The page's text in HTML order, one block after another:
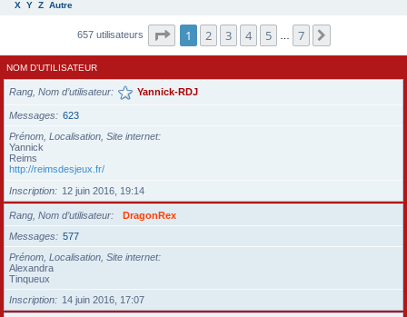
X Y Z Autre
657 utilisateurs Page sur7
1 2 3 4 5 7
NOM D’UTILISATEUR
Rang, Nom d’utilisateur Yannick-RDJ
Messages
623
Prénom, Localisation, Site internet
Yannick
Reims
http://reimsdesjeux.fr/
Inscription
12 juin 2016, 19:14
Rang, Nom d’utilisateur
DragonRex
Messages
577
Prénom, Localisation, Site internet
Alexandra
Tinqueux
Inscription
14 juin 2016, 17:07